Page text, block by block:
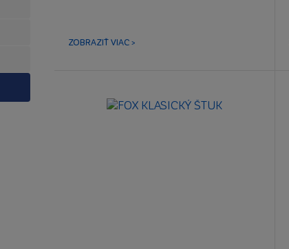
ZOBRAZIŤ VIAC >